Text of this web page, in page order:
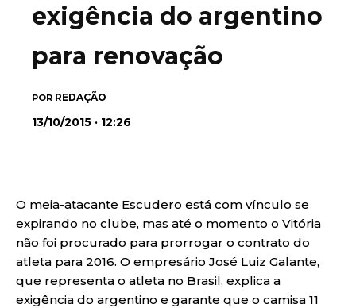
exigência do argentino
para renovação
POR REDAÇÃO
13/10/2015 · 12:26
O meia-atacante Escudero está com vínculo se
expirando no clube, mas até o momento o Vitória
não foi procurado para prorrogar o contrato do
atleta para 2016. O empresário José Luiz Galante,
que representa o atleta no Brasil, explica a
exigência do argentino e garante que o camisa 11